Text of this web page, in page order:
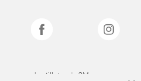
varemærker tilhørende 3M.